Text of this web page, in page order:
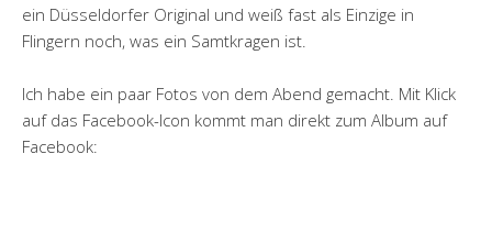
ein Düsseldorfer Original und weiß fast als Einzige in
Flingern noch, was ein Samtkragen ist.
Ich habe ein paar Fotos von dem Abend gemacht. Mit Klick
auf das Facebook-Icon kommt man direkt zum Album auf
Facebook: